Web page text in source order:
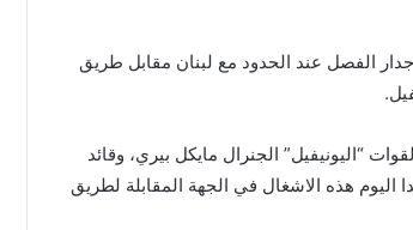
جدار الفصل عند الحدود مع لبنان مقابل طريق
“اليونيفيل” الجنرال مايكل بيري، وقائد
اليوم هذه الاشغال في الجهة المقابلة لطريق